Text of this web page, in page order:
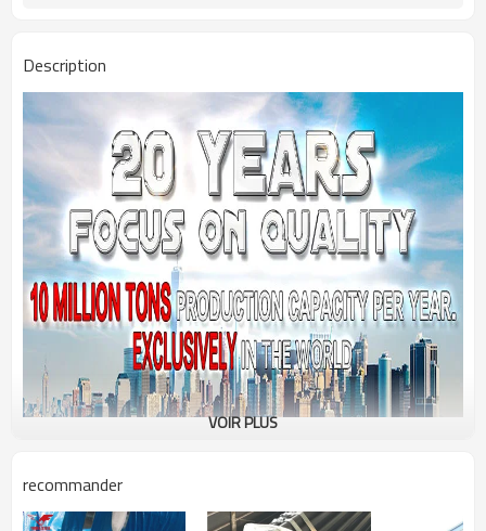
Description
VOIR PLUS
recommander